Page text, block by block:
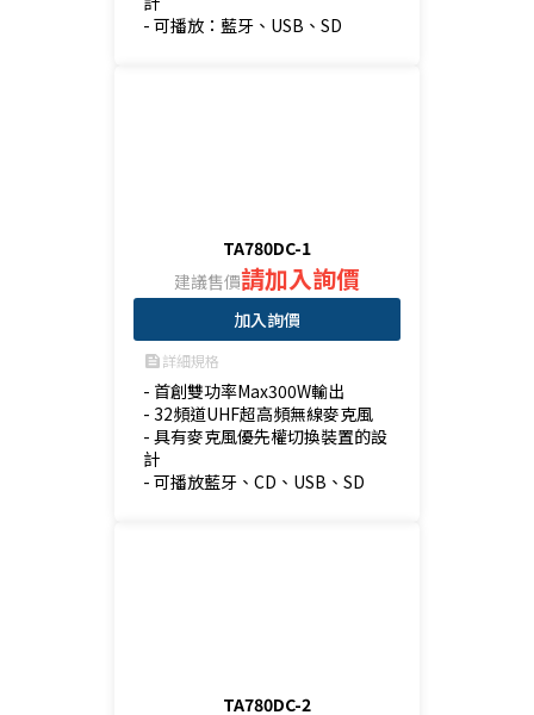
- 可播放：藍牙、USB、SD
TA780DC-1
建議售價請加入詢價
加入詢價
feed詳細規格
- 首創雙功率Max300W輸出
- 32頻道UHF超高頻無線麥克風
- 具有麥克風優先權切換裝置的設
計
- 可播放藍牙、CD、USB、SD
TA780DC-2